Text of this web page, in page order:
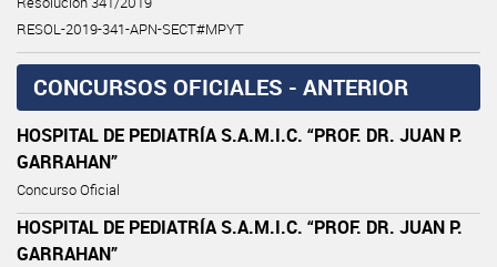
RESOL-2019-341-APN-SECT#MPYT
CONCURSOS OFICIALES - ANTERIOR
HOSPITAL DE PEDIATRÍA S.A.M.I.C. “PROF. DR. JUAN P.
GARRAHAN”
Concurso Oficial
HOSPITAL DE PEDIATRÍA S.A.M.I.C. “PROF. DR. JUAN P.
GARRAHAN”